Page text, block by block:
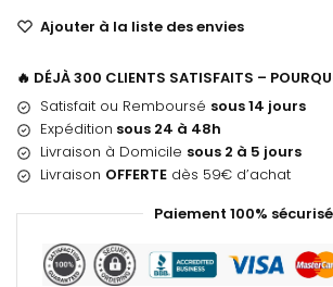
Ajouter à la liste des envies
🔥 DÉJÀ 300 CLIENTS SATISFAITS –
Satisfait ou Remboursé sous 14 jours
Expédition sous 24 à 48h
Livraison à Domicile sous 2 à 5 jours
Livraison OFFERTE dès 59€ d’achat
Paiement 100% sécurisé